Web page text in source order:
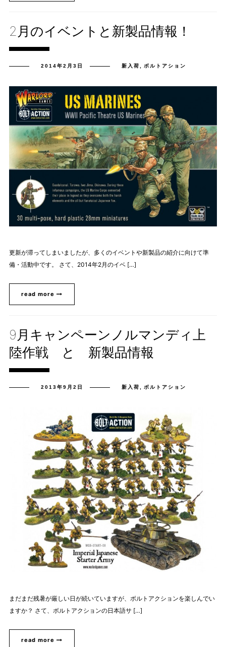
2月のイベントと新製品情報！
2014年2月3日 新入荷, ボルトアション
更新が滞ってしまいましたが、多くのイベントや新製品の紹介に向けて準
備・活動中です。 さて、2014年2月のイベ […]
read more
9月キャンペーンノルマンディ上
陸作戦 と 新製品情報
2013年9月2日 新入荷, ボルトアション
まだまだ残暑が厳しい日が続いていますが、ボルトアクションを楽しんでい
ますか？ さて、ボルトアクションの日本語サ […]
read more